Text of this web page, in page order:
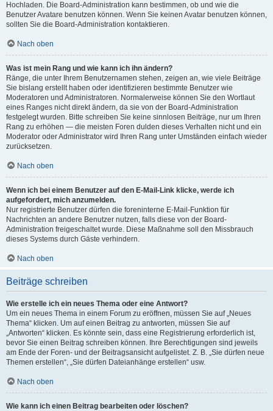
Hochladen. Die Board-Administration kann bestimmen, ob und wie die
Benutzer Avatare benutzen können. Wenn Sie keinen Avatar benutzen können,
sollten Sie die Board-Administration kontaktieren.
Nach oben
Was ist mein Rang und wie kann ich ihn ändern?
Ränge, die unter Ihrem Benutzernamen stehen, zeigen an, wie viele Beiträge
Sie bislang erstellt haben oder identifizieren bestimmte Benutzer wie
Moderatoren und Administratoren. Normalerweise können Sie den Wortlaut
eines Ranges nicht direkt ändern, da sie von der Board-Administration
festgelegt wurden. Bitte schreiben Sie keine sinnlosen Beiträge, nur um Ihren
Rang zu erhöhen — die meisten Foren dulden dieses Verhalten nicht und ein
Moderator oder Administrator wird Ihren Rang unter Umständen einfach wieder
zurücksetzen.
Nach oben
Wenn ich bei einem Benutzer auf den E-Mail-Link klicke, werde ich
aufgefordert, mich anzumelden.
Nur registrierte Benutzer dürfen die foreninterne E-Mail-Funktion für
Nachrichten an andere Benutzer nutzen, falls diese von der Board-
Administration freigeschaltet wurde. Diese Maßnahme soll den Missbrauch
dieses Systems durch Gäste verhindern.
Nach oben
Beiträge schreiben
Wie erstelle ich ein neues Thema oder eine Antwort?
Um ein neues Thema in einem Forum zu eröffnen, müssen Sie auf „Neues
Thema“ klicken. Um auf einen Beitrag zu antworten, müssen Sie auf
„Antworten“ klicken. Es könnte sein, dass eine Registrierung erforderlich ist,
bevor Sie einen Beitrag schreiben können. Ihre Berechtigungen sind jeweils
am Ende der Foren- und der Beitragsansicht aufgelistet. Z. B. „Sie dürfen neue
Themen erstellen“, „Sie dürfen Dateianhänge erstellen“ usw.
Nach oben
Wie kann ich einen Beitrag bearbeiten oder löschen?